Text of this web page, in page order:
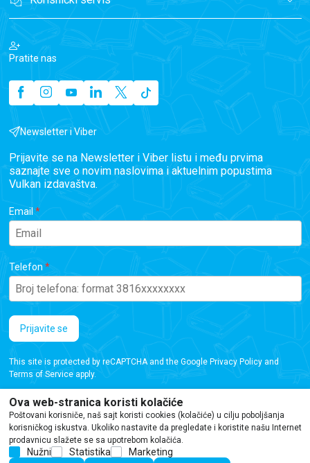
Pratite nas
Newsletter i Viber
Prijavite se na Newsletter i Viber listu i među prvima
saznajte sve o novim naslovima i aktuelnim popustima
Vulkan izdavaštva.
Email
Telefon
Prijavite se
This site is protected by reCAPTCHA and the Google Privacy Policyand
Terms of Serviceapply.
Iako se trudimo da budemo tačni, informacije na ovoj veb stranici mogu sadržati
greške ili propuste. Preporučujemo da proverite podatke pre kupovine.
Ova web-stranica koristi kolačiće
Poštovani korisniče, naš sajt koristi cookies (kolačiće) u cilju poboljšanja
korisničkog iskustva. Ukoliko nastavite da pregledate i koristite našu Internet
prodavnicu slažete se sa upotrebom kolačića.
Nužni Statistika Marketing